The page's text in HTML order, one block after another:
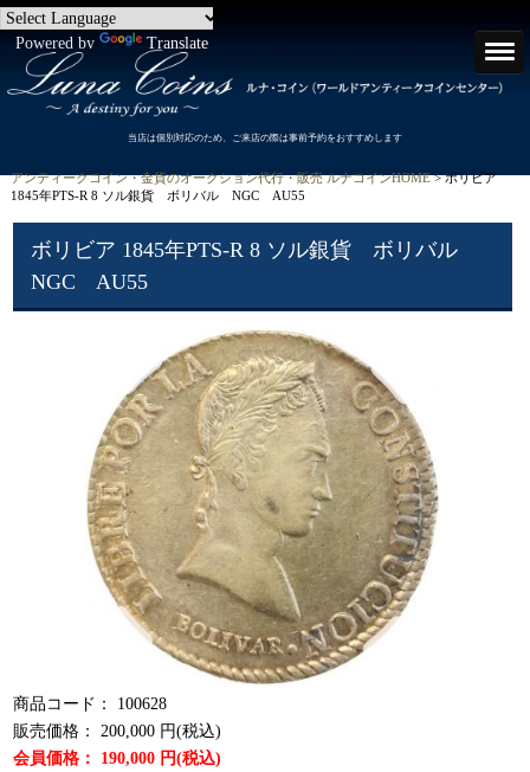
Powered by Translate
当店は個別対応のため、ご来店の際は事前予約をおすすめします
アンティークコイン・金貨のオークション代行・販売 ルナコインHOME> ボリビア
1845年PTS-R 8 ソル銀貨 ボリバル NGC AU55
ボリビア 1845年PTS-R 8 ソル銀貨 ボリバル
NGC AU55
商品コード：
100628
販売価格：
200,000 円(税込)
会員価格：
190,000 円(税込)